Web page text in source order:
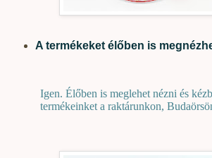
A termékeket élőben is
Igen. Élőben is meglehet nézni és
termékeinket a raktárunkon,